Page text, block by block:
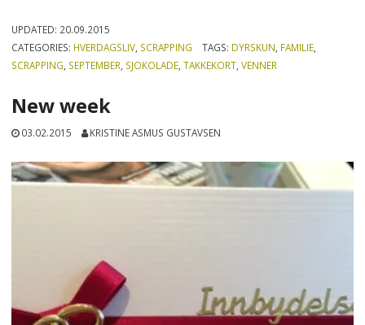
UPDATED: 20.09.2015
CATEGORIES: HVERDAGSLIV SCRAPPING TAGS: DYRSKUN FAMILIE,
SCRAPPING SEPTEMBER SJOKOLADE ,TAKKEKORT ,VENNER
New week
03.02.2015 KRISTINE ASMUS GUSTAVSEN